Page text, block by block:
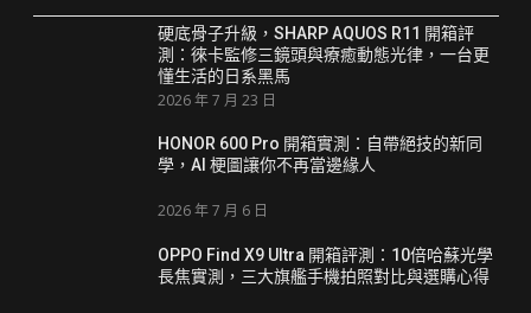
硬底骨子升級，SHARP AQUOS R11 開箱評
測：徠卡監修三鏡頭與療癒動態光律，一台更
懂生活的日系黑馬
2026 年 7 月 23 日
HONOR 600 Pro 開箱實測：自帶絕技的新同
學，AI 梗圖讓你不再當邊緣人
2026 年 7 月 6 日
OPPO Find X9 Ultra 開箱評測：10倍哈蘇光學
長焦實測，三大旗艦手機拍照對比與選購心得